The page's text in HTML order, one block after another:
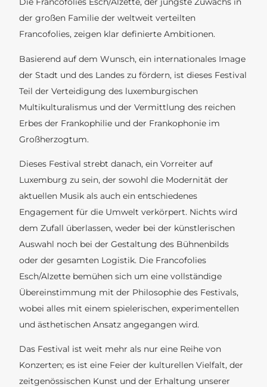
der großen Familie der weltweit verteilten
Francofolies, zeigen klar definierte Ambitionen.
Basierend auf dem Wunsch, ein internationales Image
der Stadt und des Landes zu fördern, ist dieses Festival
Teil der Verteidigung des luxemburgischen
Multikulturalismus und der Vermittlung des reichen
Erbes der Frankophilie und der Frankophonie im
Großherzogtum.
Dieses Festival strebt danach, ein Vorreiter auf
Luxemburg zu sein, der sowohl die Modernität der
aktuellen Musik als auch ein entschiedenes
Engagement für die Umwelt verkörpert. Nichts wird
dem Zufall überlassen, weder bei der künstlerischen
Auswahl noch bei der Gestaltung des Bühnenbilds
oder der gesamten Logistik. Die Francofolies
Esch/Alzette bemühen sich um eine vollständige
Übereinstimmung mit der Philosophie des Festivals,
wobei alles mit einem spielerischen, experimentellen
und ästhetischen Ansatz angegangen wird.
Das Festival ist weit mehr als nur eine Reihe von
Konzerten; es ist eine Feier der kulturellen Vielfalt, der
zeitgenössischen Kunst und der Erhaltung unserer